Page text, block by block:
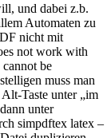
und dabei z.b.
Automaten zu
nicht mit
not work with
be
muss man
Taste unter „im
unter
simpdftex latex –